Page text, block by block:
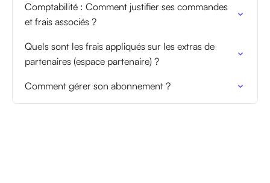
Comptabilité : Comment justifier ses commandes
et frais associés ?
Quels sont les frais appliqués sur les extras de
partenaires (espace partenaire) ?
Comment gérer son abonnement ?